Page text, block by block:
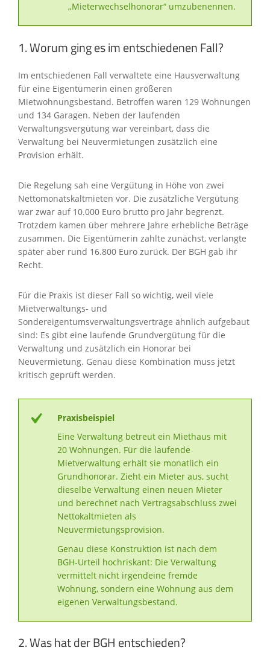
„Mieterwechselhonorar“ umzubenennen.
1. Worum ging es im entschiedenen Fall?
Im entschiedenen Fall verwaltete eine Hausverwaltung
für eine Eigentümerin einen größeren
Mietwohnungsbestand. Betroffen waren 129 Wohnungen
und 134 Garagen. Neben der laufenden
Verwaltungsvergütung war vereinbart, dass die
Verwaltung bei Neuvermietungen zusätzlich eine
Provision erhält.
Die Regelung sah eine Vergütung in Höhe von zwei
Nettomonatskaltmieten vor. Die zusätzliche Vergütung
war zwar auf 10.000 Euro brutto pro Jahr begrenzt.
Trotzdem kamen über mehrere Jahre erhebliche Beträge
zusammen. Die Eigentümerin zahlte zunächst, verlangte
später aber rund 16.800 Euro zurück. Der BGH gab ihr
Recht.
Für die Praxis ist dieser Fall so wichtig, weil viele
Mietverwaltungs- und
Sondereigentumsverwaltungsverträge ähnlich aufgebaut
sind: Es gibt eine laufende Grundvergütung für die
Verwaltung und zusätzlich ein Honorar bei
Neuvermietung. Genau diese Kombination muss jetzt
kritisch geprüft werden.
Praxisbeispiel
Eine Verwaltung betreut ein Miethaus mit
20 Wohnungen. Für die laufende
Mietverwaltung erhält sie monatlich ein
Grundhonorar. Zieht ein Mieter aus, sucht
dieselbe Verwaltung einen neuen Mieter
und berechnet nach Vertragsabschluss zwei
Nettokaltmieten als
Neuvermietungsprovision.
Genau diese Konstruktion ist nach dem
BGH-Urteil hochriskant: Die Verwaltung
vermittelt nicht irgendeine fremde
Wohnung, sondern eine Wohnung aus dem
eigenen Verwaltungsbestand.
2. Was hat der BGH entschieden?